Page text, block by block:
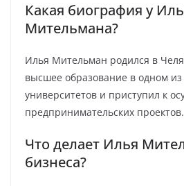
Какая биография у
Мительмана?
Илья Мительман родился в
высшее образование в одном
университетов и приступил к
предпринимательских проектов.
Что делает Илья
бизнеса?